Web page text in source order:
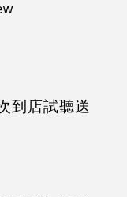
到店試聽送